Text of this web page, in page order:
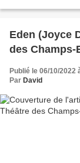
Eden (Joyce
des Champs-
Publié le 06/10/2022
Par David